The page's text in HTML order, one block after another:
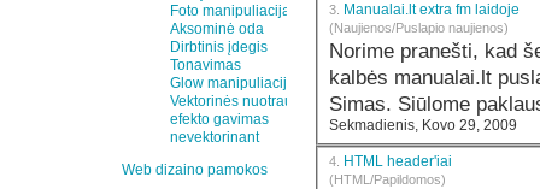
Foto manipuliacija
Aksominė oda
Dirbtinis įdegis
Tonavimas
Glow manipuliacija
Vektorinės nuotraukos
efekto gavimas
nevektorinant
Web dizaino pamokos
3. Manualai.lt extra fm laidoje
(Naujienos/Puslapio naujienos)
Norime pranešti, kad
kalbės manualai.lt
Sekmadienis, Kovo 29, 2009
4. HTML header'iai
(HTML/Papildomos)